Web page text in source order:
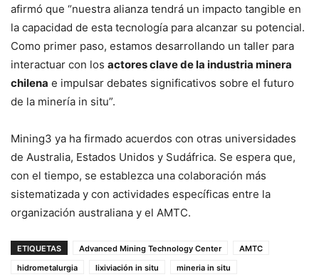
afirmó que “nuestra alianza tendrá un impacto tangible en
la capacidad de esta tecnología para alcanzar su potencial.
Como primer paso, estamos desarrollando un taller para
interactuar con los actores clave de la industria minera
chilena e impulsar debates significativos sobre el futuro
de la minería in situ”.
Mining3 ya ha firmado acuerdos con otras universidades
de Australia, Estados Unidos y Sudáfrica. Se espera que,
con el tiempo, se establezca una colaboración más
sistematizada y con actividades específicas entre la
organización australiana y el AMTC.
ETIQUETAS Advanced Mining Technology Center
AMTC
hidrometalurgia
lixiviación in situ
mineria in situ